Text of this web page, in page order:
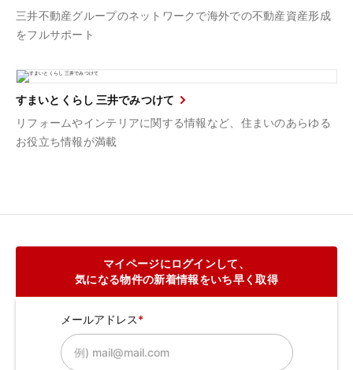
三井不動産グループのネットワークで海外での不動産資産形成
をフルサポート
すまいとくらし 三井でみつけて
リフォームやインテリアに関する情報など、住まいのあらゆる
お役立ち情報が満載
マイページにログインして、
気になる物件の新着情報をいち早く取得
メールアドレス